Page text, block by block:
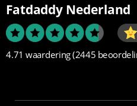
Fatdaddy Nederland
4.71 waardering(2445